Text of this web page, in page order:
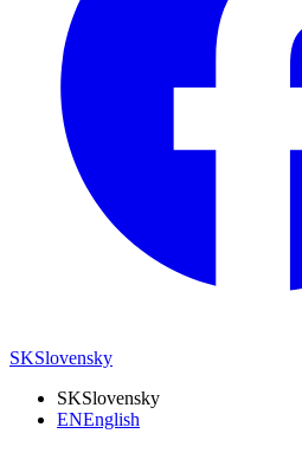
SKSlovensky
SKSlovensky
ENEnglish